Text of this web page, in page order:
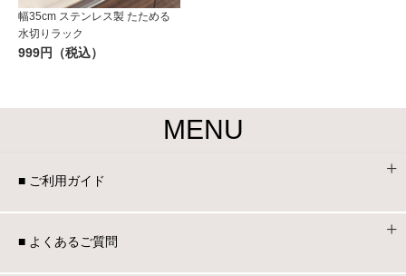
幅35cm ステンレス製 たためる
水切りラック
999円（税込）
MENU
■ ご利用ガイド
■ よくあるご質問